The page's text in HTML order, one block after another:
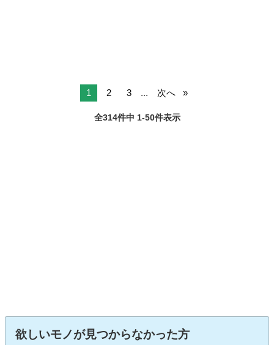
1 2 3 ... 次へ
全314件中 1-50件表示
欲しいモノが見つからなかった方